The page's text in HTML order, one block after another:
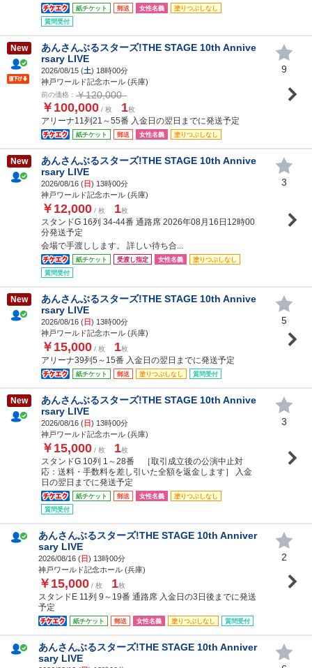
紙チケット 郵送 女性名義
塗りつぶしなし
質問受付
New
あんさんぶるスターズ!THE STAGE 10th Annive
rsary LIVE
2026/08/15 (土) 18時00分
神戸ワールド記念ホール (兵庫)
前の価格： ￥120,000
￥100,000 / 枚 1枚
アリーナ11列21～55番 入金日の翌日までに発送予定
紙チケット 郵送 女性名義 塗りつぶしなし
9
New
あんさんぶるスターズ!THE STAGE 10th Annive
rsary LIVE
2026/08/16 (日) 13時00分
神戸ワールド記念ホール (兵庫)
￥12,000 / 枚 1枚
スタンドG 16列 34-44番 通路席 2026年08月16日12時00
分発送予定
会場で手渡しします。 詳しい待ち合...
紙チケット 受渡し指定 女性名義
塗りつぶしなし
質問受付
3
New
あんさんぶるスターズ!THE STAGE 10th Annive
rsary LIVE
2026/08/16 (日) 13時00分
神戸ワールド記念ホール (兵庫)
￥15,000 / 枚 1枚
アリーナ39列5～15番 入金日の翌日までに発送予定
紙チケット 郵送 塗りつぶしなし 質問受付
5
New
あんさんぶるスターズ!THE STAGE 10th Annive
rsary LIVE
2026/08/16 (日) 13時00分
神戸ワールド記念ホール (兵庫)
￥15,000 / 枚 1枚
スタンドG 10列 1～28番 ［取引成立後の公演中止対
応：送料・手数料を差し引いた全額を返金します］ 入金
日の翌日までに発送予定
紙チケット 郵送 女性名義
塗りつぶしなし
質問受付
3
あんさんぶるスターズ!THE STAGE 10th Anniver
sary LIVE
2026/08/16 (日) 13時00分
神戸ワールド記念ホール (兵庫)
￥15,000 / 枚 1枚
スタンドE 11列 9～19番 通路席 入金日の3日後までに発送
予定
紙チケット 郵送 女性名義 塗りつぶしなし 質問受付
2
あんさんぶるスターズ!THE STAGE 10th Anniver
sary LIVE